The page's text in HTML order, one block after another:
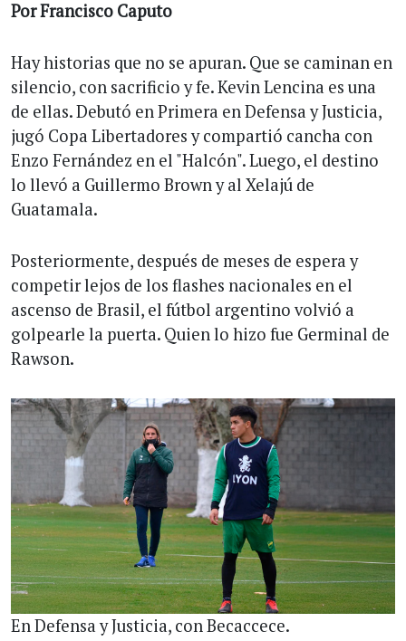
Por Francisco Caputo
Hay historias que no se apuran. Que se caminan en
silencio, con sacrificio y fe. Kevin Lencina es una
de ellas. Debutó en Primera en Defensa y Justicia,
jugó Copa Libertadores y compartió cancha con
Enzo Fernández en el "Halcón". Luego, el destino
lo llevó a Guillermo Brown y al Xelajú de
Guatamala.
Posteriormente, después de meses de espera y
competir lejos de los flashes nacionales en el
ascenso de Brasil, el fútbol argentino volvió a
golpearle la puerta. Quien lo hizo fue Germinal de
Rawson.
En Defensa y Justicia, con Becaccece.